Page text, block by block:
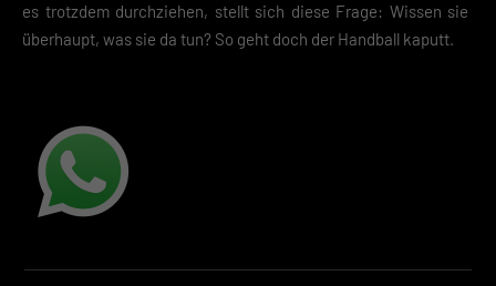
es trotzdem durchziehen, stellt sich diese Frage: Wissen sie
überhaupt, was sie da tun? So geht doch der Handball kaputt.